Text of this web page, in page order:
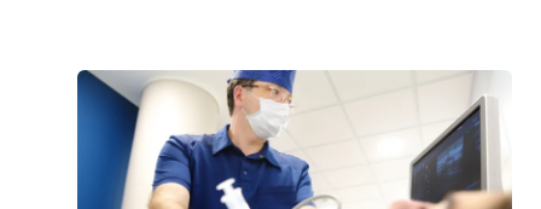
come alcune cellule del
sistema immunitario diano
forma al sistema immunitario
del bambino, favoriscano lo
sviluppo…